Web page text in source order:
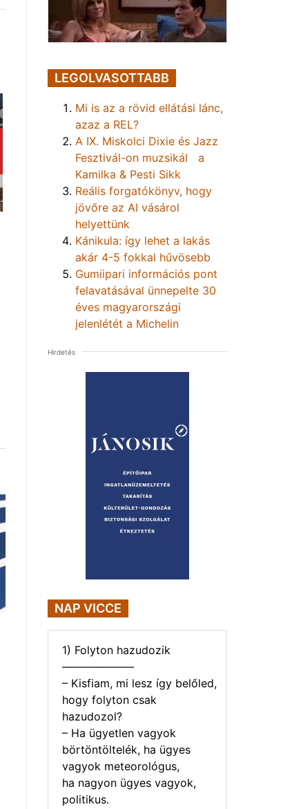
LEGOLVASOTTABB
Mi is az a rövid ellátási lánc,
azaz a REL?
A IX. Miskolci Dixie és Jazz
Fesztivál-on muzsikál a
Kamilka & Pesti Sikk
Reális forgatókönyv, hogy
jövőre az AI vásárol
helyettünk
Kánikula: így lehet a lakás
akár 4-5 fokkal hűvösebb
Gumiipari információs pont
felavatásával ünnepelte 30
éves magyarországi
jelenlétét a Michelin
Hirdetés
NAP VICCE
1) Folyton hazudozik
——————–
– Kisfiam, mi lesz így belőled,
hogy folyton csak
hazudozol?
– Ha ügyetlen vagyok
börtöntöltelék, ha ügyes
vagyok meteorológus,
ha nagyon ügyes vagyok,
politikus.